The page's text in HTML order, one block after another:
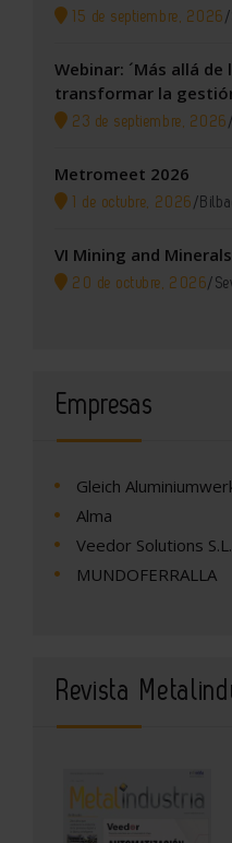
15 de septiembre, 2026 /
Webinar: ´Más allá
transformar la
23 de septiembre, 2026
Metromeet 2026
1 de octubre, 2026 /
VI Mining and
20 de octubre, 2026/
Empresas
Gleich
Alma
Veedor Solutions S.L.
MUNDOFERRALLA
Revista